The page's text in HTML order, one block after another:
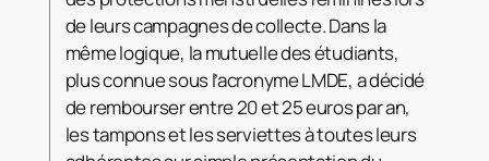
de leurs campagnes de collecte. Dans la
même logique, la mutuelle des étudiants,
plus connue sous l’acronyme LMDE, a décidé
de rembourser entre 20 et 25 euros par an,
les tampons et les serviettes à toutes leurs